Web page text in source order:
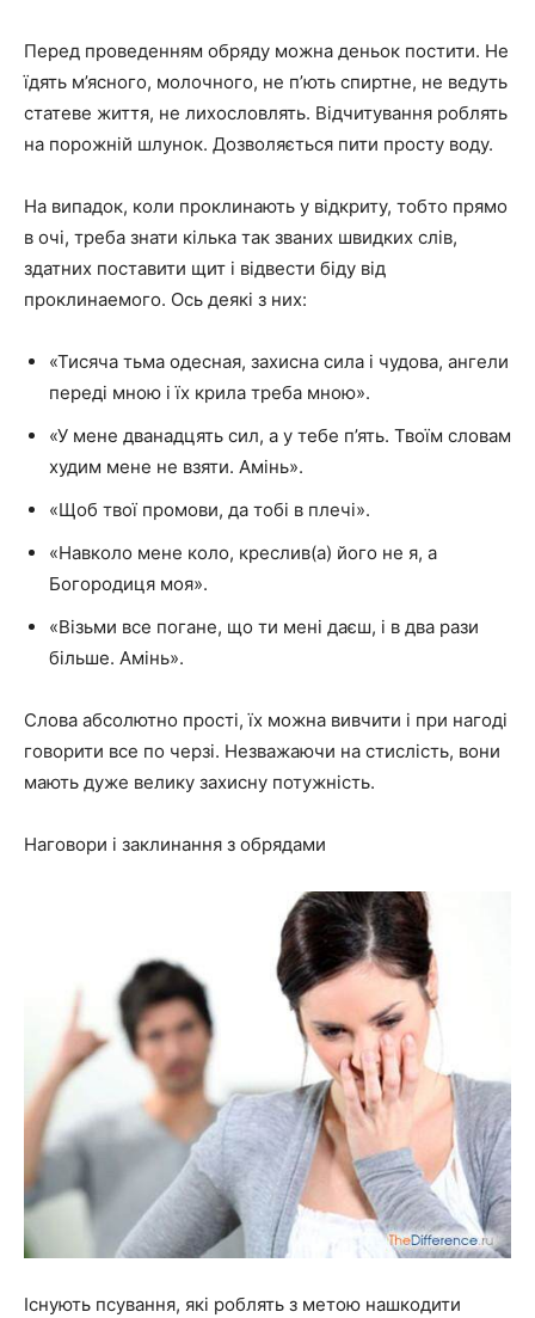
Перед проведенням обряду можна деньок постити. Не
їдять м’ясного, молочного, не п’ють спиртне, не ведуть
статеве життя, не лихословлять. Відчитування роблять
на порожній шлунок. Дозволяється пити просту воду.
На випадок, коли проклинають у відкриту, тобто прямо
в очі, треба знати кілька так званих швидких слів,
здатних поставити щит і відвести біду від
проклинаемого. Ось деякі з них:
«Тисяча тьма одесная, захисна сила і чудова, ангели
переді мною і їх крила треба мною».
«У мене дванадцять сил, а у тебе п’ять. Твоїм словам
худим мене не взяти. Амінь».
«Щоб твої промови, да тобі в плечі».
«Навколо мене коло, креслив(а) його не я, а
Богородиця моя».
«Візьми все погане, що ти мені даєш, і в два рази
більше. Амінь».
Слова абсолютно прості, їх можна вивчити і при нагоді
говорити все по черзі. Незважаючи на стислість, вони
мають дуже велику захисну потужність.
Наговори і заклинання з обрядами
Існують псування, які роблять з метою нашкодити